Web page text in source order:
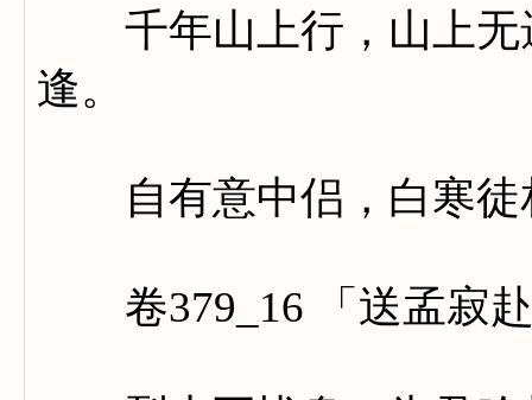
千年山上行，山上无
逢。
自有意中侣，白寒徒
卷379_16 「送孟寂